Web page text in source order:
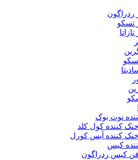
ردراگون
تسکو
نوت بوک
خنک کننده کول کلد
خنک کننده آیس کورل
کیس
فن کیس ردراگون